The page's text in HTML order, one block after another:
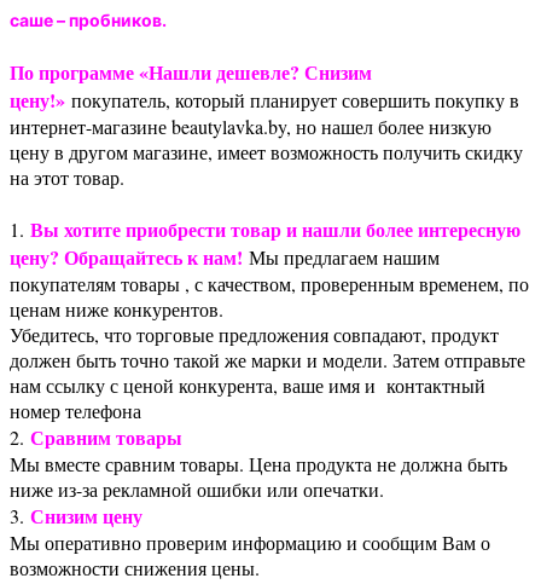
саше – пробников.
По программе «Нашли дешевле? Снизим
цену!» покупатель, который планирует совершить покупку в
интернет-магазине beautylavka.by, но нашел более низкую
цену в другом магазине, имеет возможность получить скидку
на этот товар.
1. Вы хотите приобрести товар и нашли более интересную
цену? Обращайтесь к нам! Мы предлагаем нашим
покупателям товары , с качеством, проверенным временем, по
ценам ниже конкурентов.
Убедитесь, что торговые предложения совпадают, продукт
должен быть точно такой же марки и модели. Затем отправьте
нам ссылку с ценой конкурента, ваше имя и контактный
номер телефона
2. Сравним товары
Мы вместе сравним товары. Цена продукта не должна быть
ниже из-за рекламной ошибки или опечатки.
3. Снизим цену
Мы оперативно проверим информацию и сообщим Вам о
возможности снижения цены.